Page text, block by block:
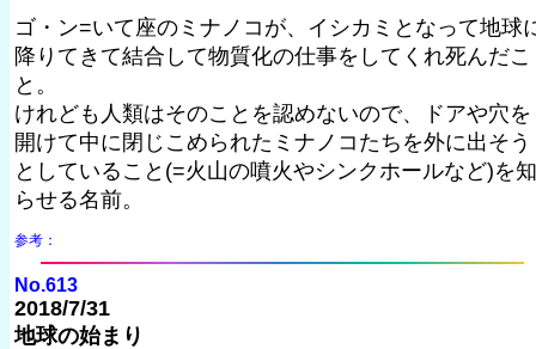
ゴ・ン=いて座のミナノコが、イシカミとなって地球
降りてきて結合して物質化の仕事をしてくれ死んだこ
と。
けれども人類はそのことを認めないので、ドアや穴を
開けて中に閉じこめられたミナノコたちを外に出そう
としていること(=火山の噴火やシンクホールなど)を知
らせる名前。
参考：
No.613
2018/7/31
地球の始まり